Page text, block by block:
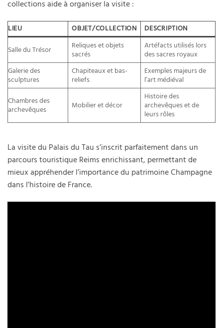
collections aide à organiser la visite :
LIEU OBJET/COLLECTION DESCRIPTION
Salle du Trésor
Reliques et objets
sacrés
Artéfacts utilisés lors
des sacres royaux
Galerie des
sculptures
Chapiteaux et bas-
reliefs
Exemples majeurs de
l’art médiéval
Chambres des
archevêques
Mobilier et décor
Histoire des
archevêques et de
leurs rôles
La visite du Palais du Tau s’inscrit parfaitement dans un
parcours touristique Reims enrichissant, permettant de
mieux appréhender l’importance du patrimoine Champagne
dans l’histoire de France.